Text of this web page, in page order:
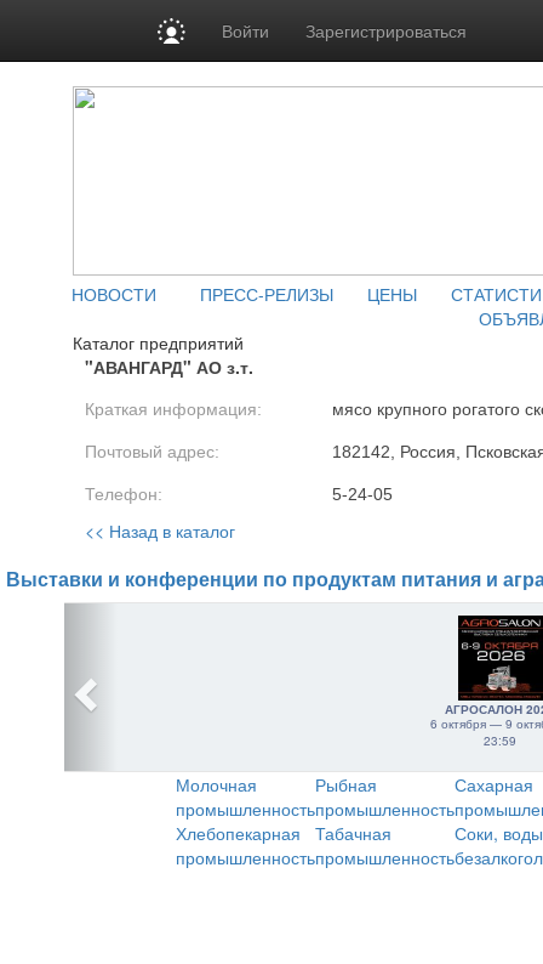
Войти Зарегистрироваться
НОВОСТИ ПРЕСС-РЕЛИЗЫ ЦЕНЫ
Каталог предприятий
"АВАНГАРД" АО з.т.
Краткая информация: мясо крупного рогатого
Почтовый адрес: 182142, Россия,
Телефон: 5-24-05
<< Назад в каталог
Выставки и конференции по продуктам питания и
АГРОСАЛОН
6 октября — 9
23:59
Молочная
промышленность
Рыбная
промышленность
Сахарная
Хлебопекарная
промышленность
Табачная
промышленность
Соки,